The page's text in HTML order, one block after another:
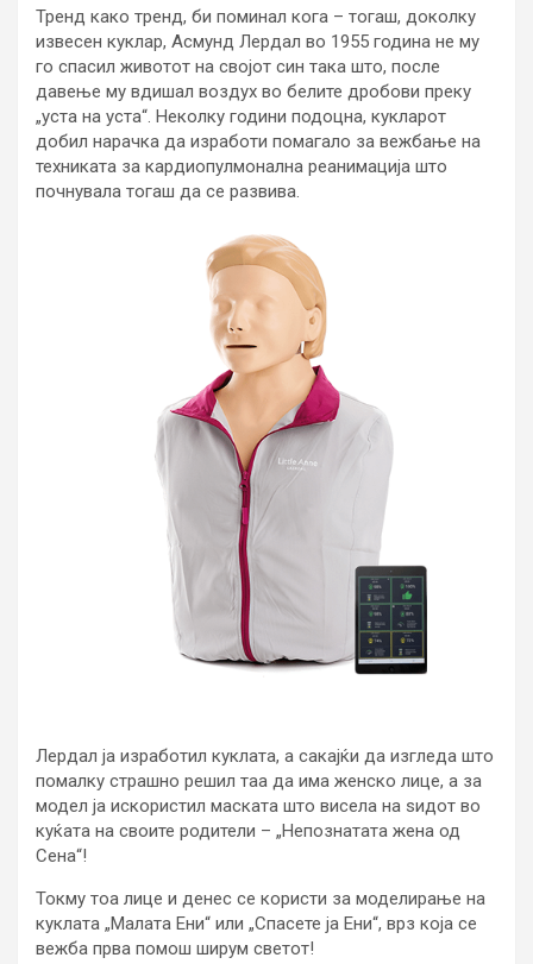
Тренд како тренд, би поминал кога – тогаш, доколку
извесен куклар, Асмунд Лердал во 1955 година не му
го спасил животот на својот син така што, после
давење му вдишал воздух во белите дробови преку
„уста на уста“. Неколку години подоцна, кукларот
добил нарачка да изработи помагало за вежбање на
техниката за кардиопулмонална реанимација што
почнувала тогаш да се развива.
Лердал ја изработил куклата, а сакајќи да изгледа што
помалку страшно решил таа да има женско лице, а за
модел ја искористил маската што висела на ѕидот во
куќата на своите родители – „Непознатата жена од
Сена“!
Токму тоа лице и денес се користи за моделирање на
куклата „Малата Ени“ или „Спасете ја Ени“, врз која се
вежба прва помош ширум светот!